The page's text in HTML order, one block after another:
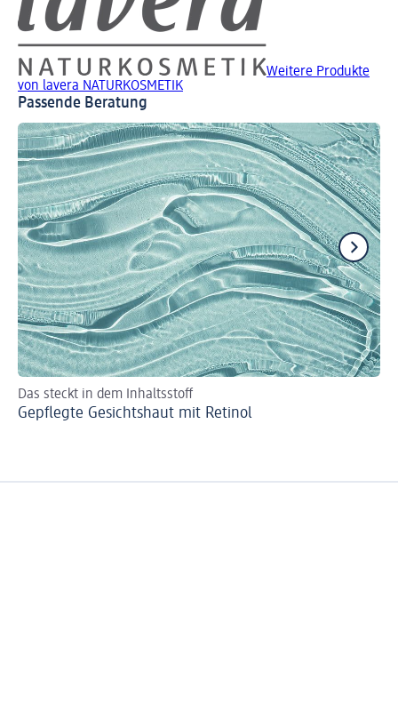
Weitere Produkte
von lavera NATURKOSMETIK
Passende Beratung
Das steckt in dem Inhaltsstoff
Gepflegte Gesichtshaut mit Retinol